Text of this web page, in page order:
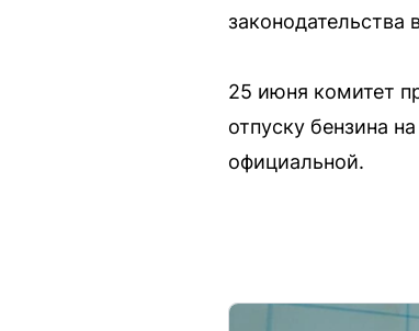
законодательства
25 июня комитет
отпуску бензина
официальной.